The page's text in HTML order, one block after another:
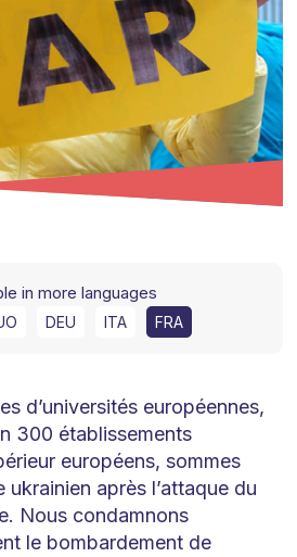
in more languages
DEU ITA FRA
d’universités européennes,
300 établissements
européens, sommes
après l’attaque du
Nous condamnons
le bombardement de